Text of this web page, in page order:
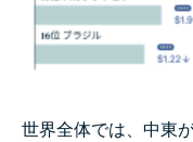
世界全体では、中東